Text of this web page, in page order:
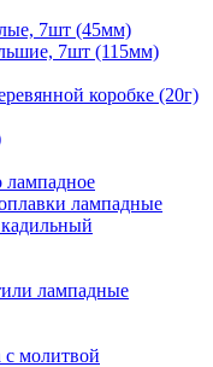
7шт (45мм)
7шт (115мм)
коробке (20г)
лампадное
лампадные
лампадные
с молитвой